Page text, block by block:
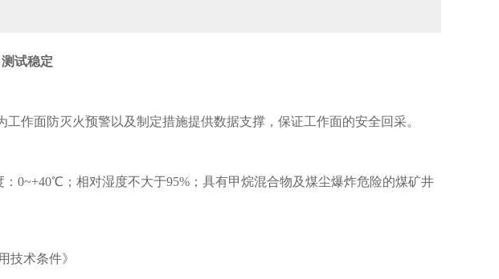
试稳定
作面防灭火预警以及制定措施提供数据支撑，保证工作面的安全回采。
：0~+40℃；相对湿度不大于95%；具有甲烷混合物及煤尘爆炸危险的煤矿井
技术条件》